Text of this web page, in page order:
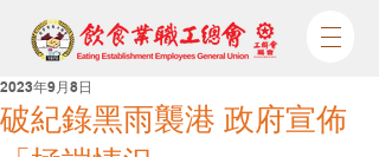
破紀錄黑雨襲港 政府宣佈
2023年9月8日